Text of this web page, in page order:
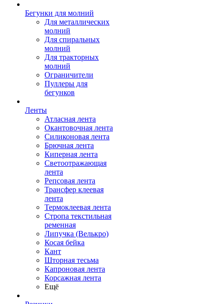
Бегунки для молний
Для металлических
молний
Для спиральных
молний
Для тракторных
молний
Ограничители
Пуллеры для
бегунков
Ленты
Атласная лента
Окантовочная лента
Силиконовая лента
Брючная лента
Киперная лента
Светоотражающая
лента
Репсовая лента
Трансфер клеевая
лента
Термоклеевая лента
Стропа текстильная
ременная
Липучка (Велькро)
Косая бейка
Кант
Шторная тесьма
Капроновая лента
Корсажная лента
Ещё